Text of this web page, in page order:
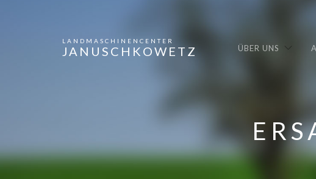
LANDMASCHINENCENTER
JANUSCHKOWETZ ÜBER UNS